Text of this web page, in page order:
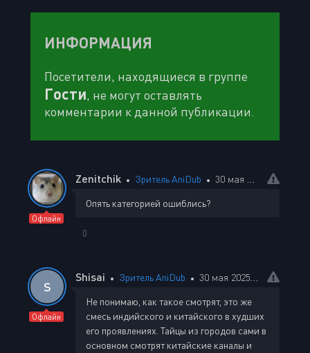
ИНФОРМАЦИЯ
Посетители, находящиеся в группе
Гости, не могут оставлять
комментарии к данной публикации.
Офлайн
Zenitchik Зритель AniDub 30 мая 2025 00:56
Опять категорией ошиблись?
0
S
Офлайн
Shisai Зритель AniDub 30 мая 2025 01:31
Не понимаю, как такое смотрят, это же
смесь индийского и китайского в худших
его проявлениях. Тайцы из городов сами в
основном смотрят китайские каналы и